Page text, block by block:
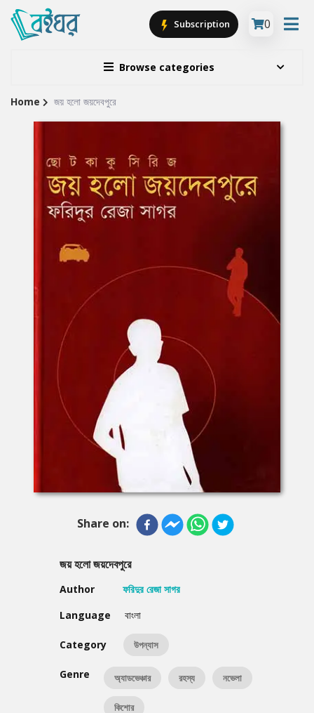
Browse categories
Subscription 0
Site
Home জয় হলো জয়দেবপুরে
Share on:
জয় হলো জয়দেবপুরে
Author
ফরিদুর রেজা সাগর
Language
বাংলা
Category উপন্যাস
Genre অ্যাডভেঞ্চার রহস্য নভেলা
কিশোর